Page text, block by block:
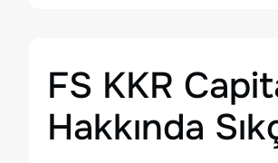
FS KKR
Hakkında